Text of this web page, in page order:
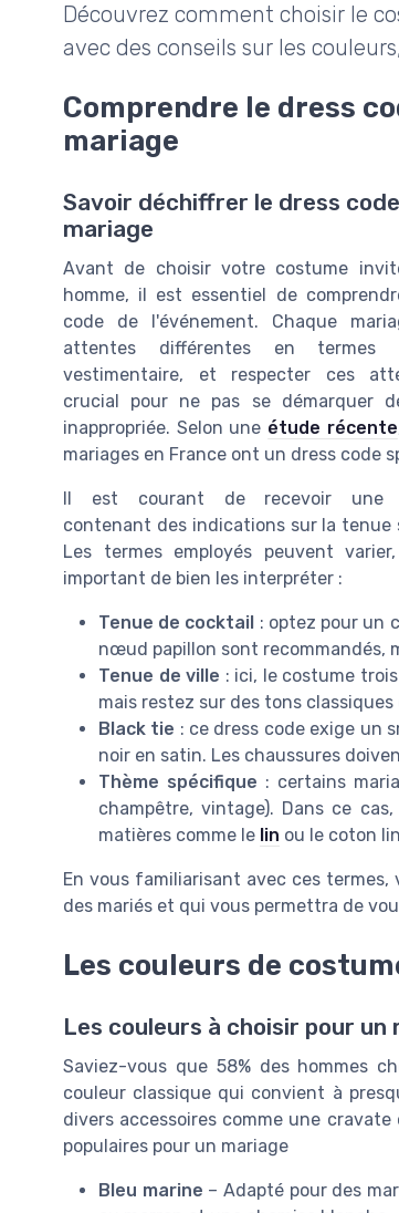
Découvrez comment choisir le
avec des conseils sur les
Comprendre le dress
mariage
Savoir déchiffrer le dress
mariage
Avant de choisir votre costume
homme, il est essentiel de
code de l'événement. Chaque
attentes différentes en termes
vestimentaire, et respecter ces
crucial pour ne pas se démarquer
inappropriée. Selon une étude récente
mariages en France ont un dress code
Il est courant de recevoir une
contenant des indications sur la tenue
Les termes employés peuvent
important de bien les interpréter :
Tenue de cocktail : optez pour un
nœud papillon sont recommandés,
Tenue de ville : ici, le costume
mais restez sur des tons
Black tie : ce dress code exige un
noir en satin. Les chaussures
Thème spécifique : certains
champêtre, vintage). Dans ce
matières comme le lin ou le coton
En vous familiarisant avec ces
des mariés et qui vous permettra de
Les couleurs de
Les couleurs à choisir pour
Saviez-vous que 58% des hommes
couleur classique qui convient à
divers accessoires comme une
populaires pour un mariage
Bleu marine – Adapté pour des